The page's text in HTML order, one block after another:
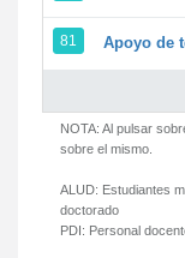
81 Apoyo de
NOTA: Al pulsar
sobre el mismo.
ALUD: Estudiantes
doctorado
PDI: Personal